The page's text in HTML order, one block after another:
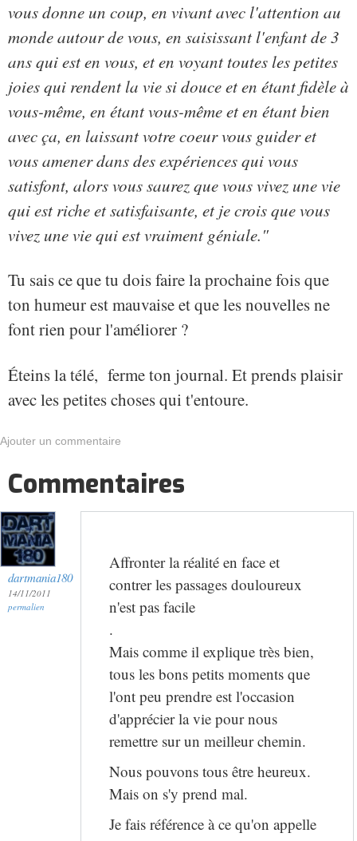
vous donne un coup, en vivant avec l'attention au
monde autour de vous, en saisissant l'enfant de 3
ans qui est en vous, et en voyant toutes les petites
joies qui rendent la vie si douce et en étant fidèle à
vous-même, en étant vous-même et en étant bien
avec ça, en laissant votre coeur vous guider et
vous amener dans des expériences qui vous
satisfont, alors vous saurez que vous vivez une vie
qui est riche et satisfaisante, et je crois que vous
vivez une vie qui est vraiment géniale."
Tu sais ce que tu dois faire la prochaine fois que
ton humeur est mauvaise et que les nouvelles ne
font rien pour l'améliorer ?
Éteins la télé, ferme ton journal. Et prends plaisir
avec les petites choses qui t'entoure.
Ajouter un commentaire
Commentaires
dartmania180
14/11/2011
permalien
Affronter la réalité en face et
contrer les passages douloureux
n'est pas facile
.
Mais comme il explique très bien,
tous les bons petits moments que
l'ont peu prendre est l'occasion
d'apprécier la vie pour nous
remettre sur un meilleur chemin.
Nous pouvons tous être heureux.
Mais on s'y prend mal.
Je fais référence à ce qu'on appelle